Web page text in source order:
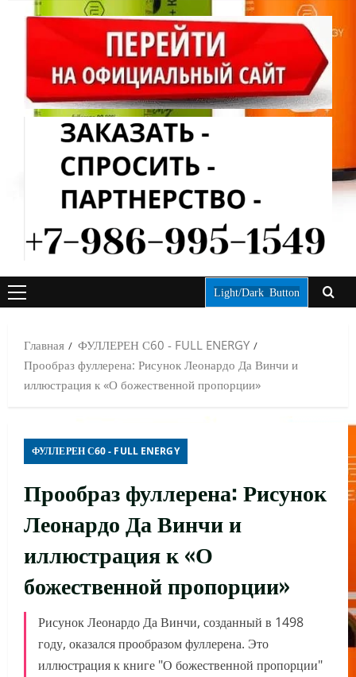
ОСНОВНОЕ
Light/Dark Button
Главная
ФУЛЛЕРЕН С60 - FULL ENERGY
Прообраз фуллерена: Рисунок Леонардо Да Винчи и
иллюстрация к «О божественной пропорции»
ФУЛЛЕРЕН С60 - FULL ENERGY
Прообраз фуллерена: Рисунок
Леонардо Да Винчи и
иллюстрация к «О
божественной пропорции»
Рисунок Леонардо Да Винчи, созданный в 1498
году, оказался прообразом фуллерена. Это
иллюстрация к книге "О божественной пропорции"